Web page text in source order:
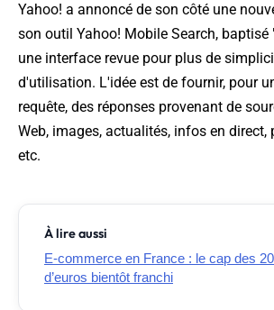
Yahoo! a annoncé de son côté une
son outil Yahoo! Mobile Search, baptisé
une interface revue pour plus de
d'utilisation. L'idée est de fournir, pour
requête, des réponses provenant de
Web, images, actualités, infos en direct,
etc.
À lire aussi
E-commerce en France : le cap des
d’euros bientôt franchi